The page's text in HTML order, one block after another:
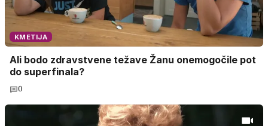
KMETIJA
Ali bodo zdravstvene težave Žanu onemogočile pot
do superfinala?
0